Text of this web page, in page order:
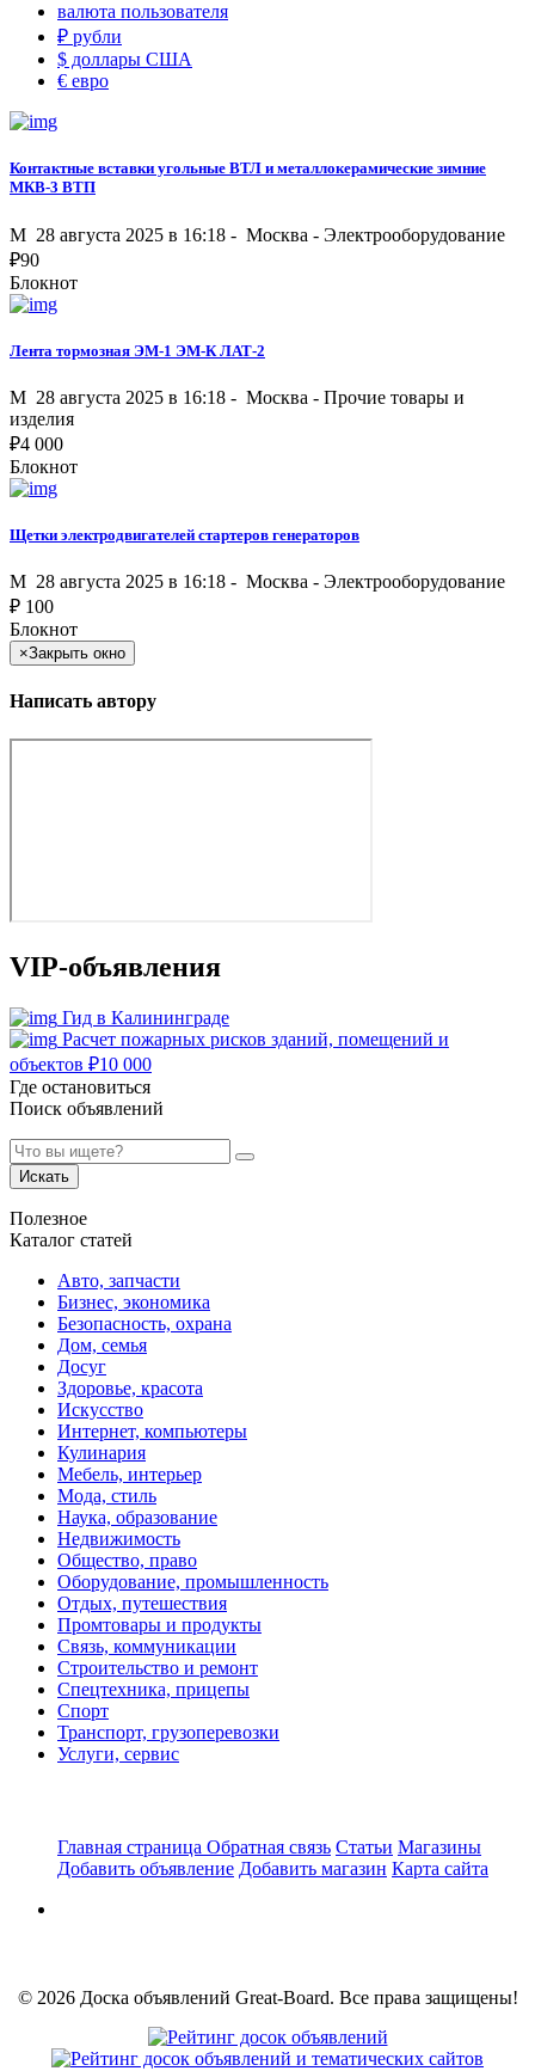
валюта пользователя
₽ рубли
$ доллары США
€ евро
Контактные вставки угольные ВТЛ и металлокерамические зимние
МКВ-3 ВТП
M 28 августа 2025 в 16:18 - Москва - Электрооборудование
₽90
Блокнот
Лента тормозная ЭМ-1 ЭМ-К ЛАТ-2
M 28 августа 2025 в 16:18 - Москва - Прочие товары и
изделия
₽4 000
Блокнот
Щетки электродвигателей стартеров генераторов
M 28 августа 2025 в 16:18 - Москва - Электрооборудование
₽ 100
Блокнот
×Закрыть окно
Написать автору
VIP-объявления
Гид в Калининграде
Расчет пожарных рисков зданий, помещений и
объектов ₽10 000
Где остановиться
Поиск объявлений
Искать
Полезное
Каталог статей
Авто, запчасти
Бизнес, экономика
Безопасность, охрана
Дом, семья
Досуг
Здоровье, красота
Искусство
Интернет, компьютеры
Кулинария
Мебель, интерьер
Мода, стиль
Наука, образование
Недвижимость
Общество, право
Оборудование, промышленность
Отдых, путешествия
Промтовары и продукты
Связь, коммуникации
Строительство и ремонт
Спецтехника, прицепы
Спорт
Транспорт, грузоперевозки
Услуги, сервис
Главная страница Обратная связь Статьи Магазины
Добавить объявление Добавить магазин Карта сайта
© 2026 Доска объявлений Great-Board. Все права защищены!